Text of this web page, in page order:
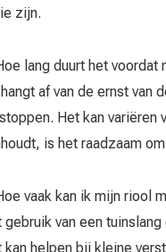
zijn.
lang duurt het
af van de ernst van
Het kan variëren
is het raadzaam
vaak kan ik mijn riool
gebruik van een
kan helpen bij kleine